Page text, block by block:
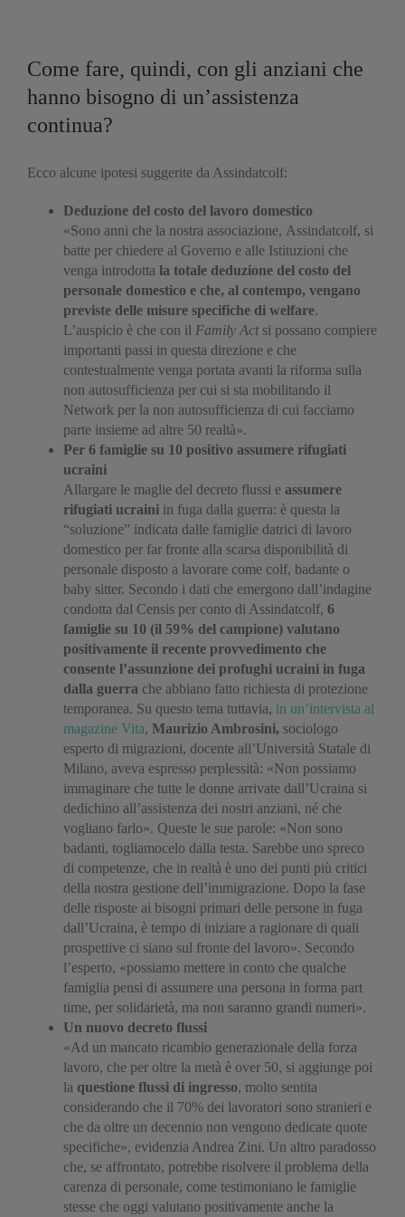
Come fare, quindi, con gli anziani che
hanno bisogno di un’assistenza
continua?
Ecco alcune ipotesi suggerite da Assindatcolf:
Deduzione del costo del lavoro domestico
«Sono anni che la nostra associazione, Assindatcolf, si
batte per chiedere al Governo e alle Istituzioni che
venga introdotta la totale deduzione del costo del
personale domestico e che, al contempo, vengano
previste delle misure specifiche di welfare.
L’auspicio è che con il Family Actsi possano compiere
importanti passi in questa direzione e che
contestualmente venga portata avanti la riforma sulla
non autosufficienza per cui si sta mobilitando il
Network per la non autosufficienza di cui facciamo
parte insieme ad altre 50 realtà».
Per 6 famiglie su 10 positivo assumere rifugiati
ucraini
Allargare le maglie del decreto flussi e assumere
rifugiati ucraini in fuga dalla guerra: è questa la
“soluzione” indicata dalle famiglie datrici di lavoro
domestico per far fronte alla scarsa disponibilità di
personale disposto a lavorare come colf, badante o
baby sitter. Secondo i dati che emergono dall’indagine
condotta dal Censis per conto di Assindatcolf, 6
famiglie su 10 (il 59% del campione) valutano
positivamente il recente provvedimento che
consente l’assunzione dei profughi ucraini in fuga
dalla guerra che abbiano fatto richiesta di protezione
temporanea. Su questo tema tuttavia, in un’intervista al
magazine Vita, Maurizio Ambrosini, sociologo
esperto di migrazioni, docente all’Università Statale di
Milano, aveva espresso perplessità: «Non possiamo
immaginare che tutte le donne arrivate dall’Ucraina si
dedichino all’assistenza dei nostri anziani, né che
vogliano farlo». Queste le sue parole: «Non sono
badanti, togliamocelo dalla testa. Sarebbe uno spreco
di competenze, che in realtà è uno dei punti più critici
della nostra gestione dell’immigrazione. Dopo la fase
delle risposte ai bisogni primari delle persone in fuga
dall’Ucraina, è tempo di iniziare a ragionare di quali
prospettive ci siano sul fronte del lavoro». Secondo
l’esperto, «possiamo mettere in conto che qualche
famiglia pensi di assumere una persona in forma part
time, per solidarietà, ma non saranno grandi numeri».
Un nuovo decreto flussi
«Ad un mancato ricambio generazionale della forza
lavoro, che per oltre la metà è over 50, si aggiunge poi
la questione flussi di ingresso, molto sentita
considerando che il 70% dei lavoratori sono stranieri e
che da oltre un decennio non vengono dedicate quote
specifiche», evidenzia Andrea Zini. Un altro paradosso
che, se affrontato, potrebbe risolvere il problema della
carenza di personale, come testimoniano le famiglie
stesse che oggi valutano positivamente anche la